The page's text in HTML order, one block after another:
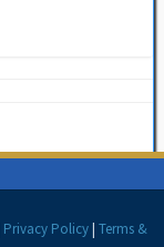
Privacy Policy| Terms &